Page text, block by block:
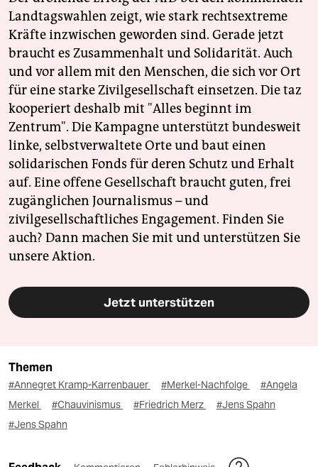
Landtagswahlen zeigt, wie stark rechtsextreme
Kräfte inzwischen geworden sind. Gerade jetzt
braucht es Zusammenhalt und Solidarität. Auch
und vor allem mit den Menschen, die sich vor Ort
für eine starke Zivilgesellschaft einsetzen. Die taz
kooperiert deshalb mit "Alles beginnt im
Zentrum". Die Kampagne unterstützt bundesweit
linke, selbstverwaltete Orte und baut einen
solidarischen Fonds für deren Schutz und Erhalt
auf. Eine offene Gesellschaft braucht guten, frei
zugänglichen Journalismus – und
zivilgesellschaftliches Engagement. Finden Sie
auch? Dann machen Sie mit und unterstützen Sie
unsere Aktion.
Jetzt unterstützen
Themen
#Annegret Kramp-Karrenbauer #Merkel-Nachfolge
#Angela
Merkel
#Chauvinismus #Friedrich Merz
#Jens Spahn
#Jens Spahn